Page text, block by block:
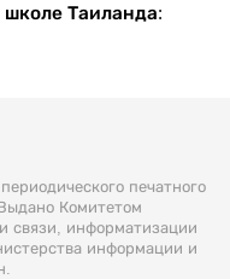
школе Таиланда:
печатного
Комитетом
связи, информатизации
информации и